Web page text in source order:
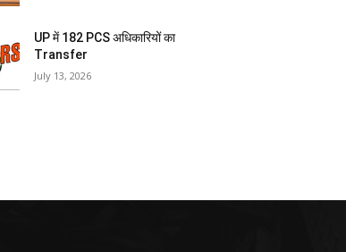
UP में 182 PCS अधिकारियों का
Transfer
July 13, 2026